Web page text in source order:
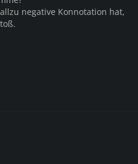
negative Konnotation hat,